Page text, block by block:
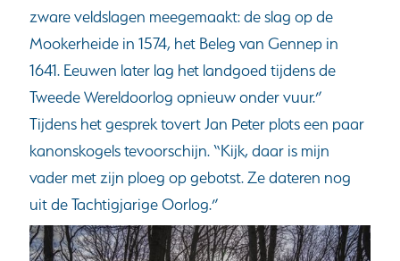
zware veldslagen meegemaakt: de slag op de
Mookerheide in 1574, het Beleg van Gennep in
1641. Eeuwen later lag het landgoed tijdens de
Tweede Wereldoorlog opnieuw onder vuur.”
Tijdens het gesprek tovert Jan Peter plots een paar
kanonskogels tevoorschijn. “Kijk, daar is mijn
vader met zijn ploeg op gebotst. Ze dateren nog
uit de Tachtigjarige Oorlog.”